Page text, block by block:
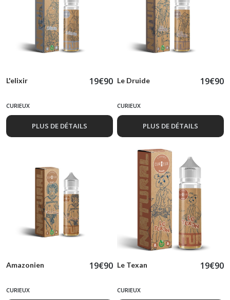
L'elixir 19€90
CURIEUX
PLUS DE DÉTAILS
Le Druide 19€90
CURIEUX
PLUS DE DÉTAILS
Amazonien 19€90
CURIEUX
Le Texan 19€90
CURIEUX